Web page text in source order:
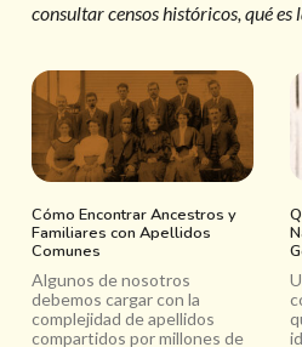
consultar censos históricos, qué es
Cómo Encontrar Ancestros y
Familiares con Apellidos
Comunes
Algunos de nosotros
debemos cargar con la
complejidad de apellidos
compartidos por millones de